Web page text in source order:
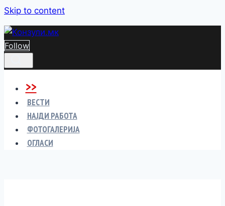
Skip to content
Follow
>>
ВЕСТИ
НАЈДИ РАБОТА
ФОТОГАЛЕРИЈА
ОГЛАСИ